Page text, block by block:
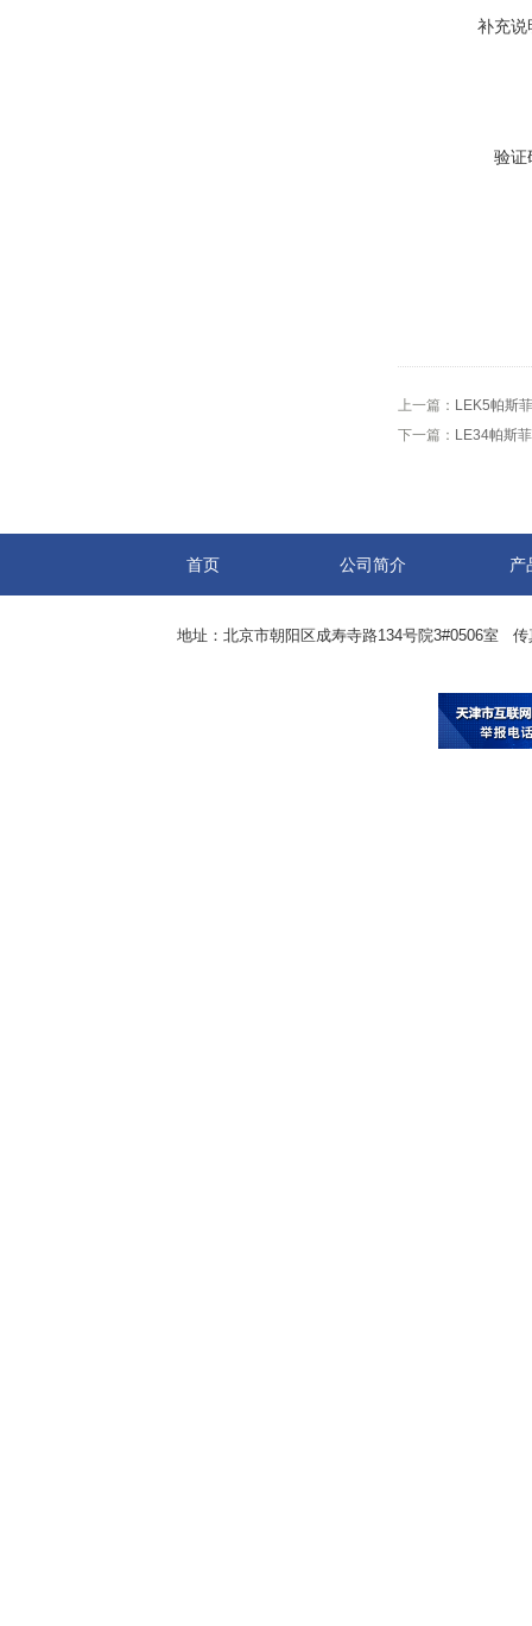
补充说
验证
上一篇： LEK5帕斯
下一篇： LE34帕斯
首页 公司简介 产
地址：北京市朝阳区成寿寺路134号院3#0506室